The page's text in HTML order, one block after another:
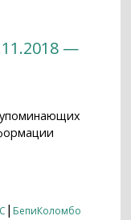
—
| БепиКоломбо